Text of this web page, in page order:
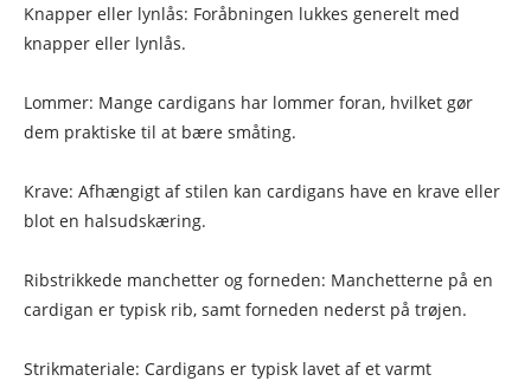
Knapper eller lynlås: Foråbningen lukkes generelt med
knapper eller lynlås.
Lommer: Mange cardigans har lommer foran, hvilket gør
dem praktiske til at bære småting.
Krave: Afhængigt af stilen kan cardigans have en krave eller
blot en halsudskæring.
Ribstrikkede manchetter og forneden: Manchetterne på en
cardigan er typisk rib, samt forneden nederst på trøjen.
Strikmateriale: Cardigans er typisk lavet af et varmt